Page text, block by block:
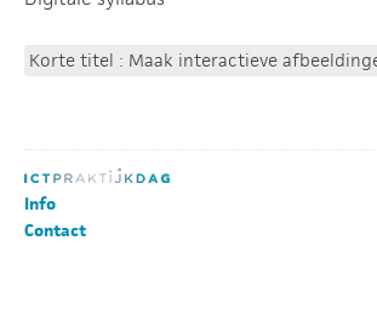
Korte titel : Maak interactieve
Info
Contact